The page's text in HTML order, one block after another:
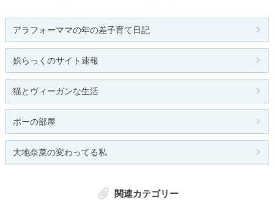
アラフォーママの年の差子育て日記
娯らっくのサイト速報
猫とヴィーガンな生活
ポーの部屋
大地奈菜の変わってる私
関連カテゴリー